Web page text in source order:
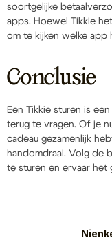
soortgelijke
apps. Hoewel Tikkie
om te kijken welke
Conclusie
Een Tikkie sturen is
terug te vragen. Of je
cadeau gezamenlijk
handomdraai. Volg de
te sturen en ervaar het